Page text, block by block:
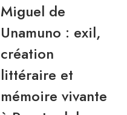
Miguel de
Unamuno : exil,
création
littéraire et
mémoire vivante